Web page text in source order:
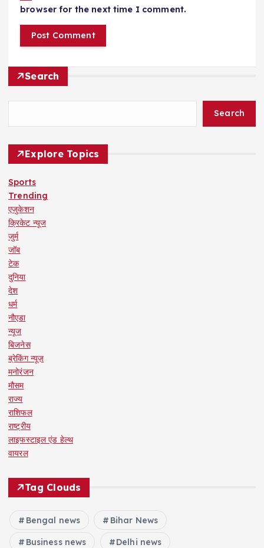
browser for the next time I comment.
Search
Search
Explore Topics
Sports
Trending
एजुकेशन
क्रिकेट न्यूज
जुर्म
जॉब
टेक
दुनिया
देश
धर्म
नौएडा
न्यूज
बिजनेस
ब्रेकिंग न्यूज़
मनोरंजन
मौसम
राज्य
राशिफल
राष्ट्रीय
लाइफस्टाइल एंड हेल्थ
वायरल
Tag Clouds
Bengal news Bihar News
Business news Delhi news